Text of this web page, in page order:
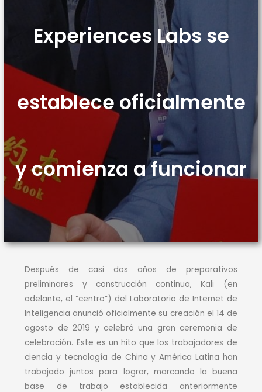
Experiences Labs se
establece oficialmente
y comienza a funcionar
Después de casi dos años de preparativos
preliminares y construcción continua, Kali (en
adelante, el “centro”) del Laboratorio de Internet de
Inteligencia anunció oficialmente su creación el 14 de
agosto de 2019 y celebró una gran ceremonia de
celebración. Este es un hito que los trabajadores de
ciencia y tecnología de China y América Latina han
trabajado juntos para lograr, marcando la buena
base de trabajo establecida anteriormente